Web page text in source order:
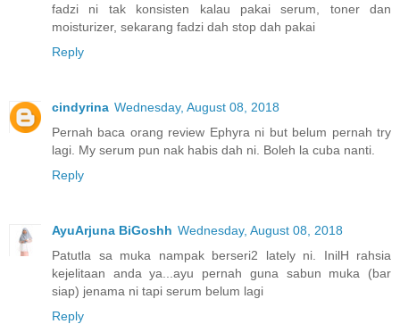
fadzi ni tak konsisten kalau pakai serum, toner dan
moisturizer, sekarang fadzi dah stop dah pakai
Reply
cindyrina Wednesday, August 08, 2018
Pernah baca orang review Ephyra ni but belum pernah try
lagi. My serum pun nak habis dah ni. Boleh la cuba nanti.
Reply
AyuArjuna BiGoshh Wednesday, August 08, 2018
Patutla sa muka nampak berseri2 lately ni. InilH rahsia
kejelitaan anda ya...ayu pernah guna sabun muka (bar
siap) jenama ni tapi serum belum lagi
Reply